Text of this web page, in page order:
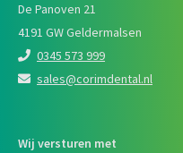
De Panoven 21
4191 GW Geldermalsen
0345 573 999
sales@corimdental.nl
Wij versturen met